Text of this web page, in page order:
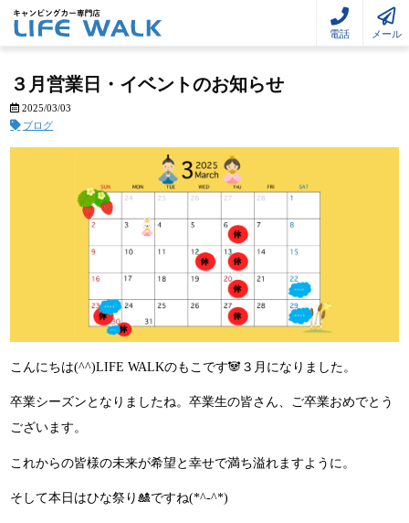
電話 メール
３月営業日・イベントのお知らせ
2025/03/03
ブログ
こんにちは(^^)LIFE WALKのもこです🐼３月になりました。
卒業シーズンとなりましたね。卒業生の皆さん、ご卒業おめでとう
ございます。
これからの皆様の未来が希望と幸せで満ち溢れますように。
そして本日はひな祭り🎎ですね(*^-^*)